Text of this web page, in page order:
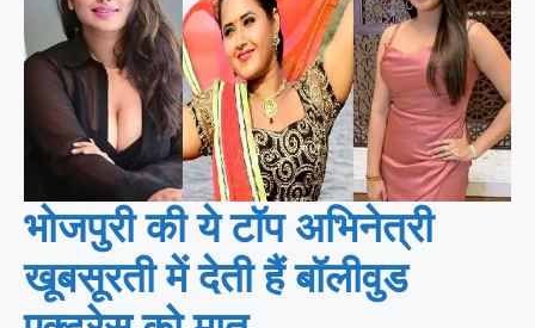
भोजपुरी की ये टॉप अभिनेत्री
खूबसूरती में देती हैं बॉलीवुड